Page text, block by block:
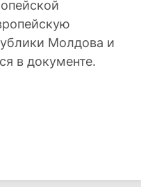
Молдова и
в документе.